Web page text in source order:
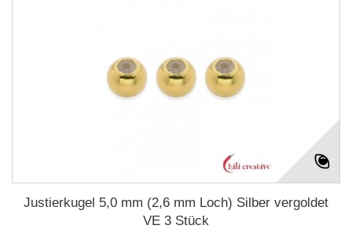
Justierkugel 5,0 mm (2,6 mm Loch) Silber vergoldet
VE 3 Stück